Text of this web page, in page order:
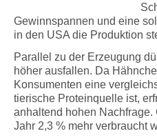
Gewinnspannen und eine
in den USA die Produktion
Parallel zu der Erzeugung
höher ausfallen. Da
Konsumenten eine
tierische Proteinquelle ist,
anhaltend hohen
Jahr 2,3 % mehr verbraucht